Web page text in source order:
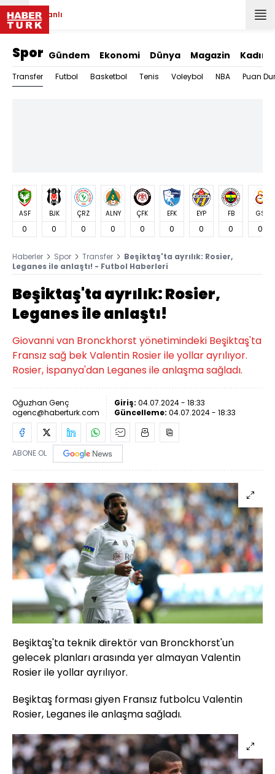
Canlı
Spor Gündem Ekonomi Dünya Magazin Kadın
Transfer Futbol Basketbol Tenis Voleybol NBA Puan
ASF
0
BJK
0
ÇRZ
0
ALNY
0
ÇFK
0
EFK
0
EYP
0
FB
0
GS
0
Haberler Spor Transfer
Beşiktaş'ta ayrılık: Rosier,
Leganes ile anlaştı! - Futbol Haberleri
Beşiktaş'ta ayrılık: Rosier,
Leganes ile anlaştı!
Giovanni van Bronckhorst yönetimindeki Beşiktaş'ta
Fransız sağ bek Valentin Rosier ile yollar ayrılıyor.
Rosier, İspanya'dan Leganes ile anlaşma sağladı.
Oğuzhan Genç
ogenc@haberturk.com
Giriş: 04.07.2024 - 18:33
Güncelleme: 04.07.2024 - 18:33
ABONE OL
Beşiktaş'ta teknik direktör van Bronckhorst'un
gelecek planları arasında yer almayan Valentin
Rosier ile yollar ayrılıyor.
Beşiktaş forması giyen Fransız futbolcu Valentin
Rosier, Leganes ile anlaşma sağladı.